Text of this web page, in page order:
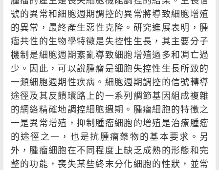
號的異常和細胞週期調控的異常將導致細胞增殖
的異常，最終產生惡性克隆。研究進展表明，腫
瘤共性的生物學特徵是失控性生長，其主要分子
機制是細胞週期紊亂導致細胞增殖過多和凋亡過
少。因此，可以說腫瘤是細胞失控性生長所致的
一類細胞週期性疾病。細胞週期調控的信號轉導
途徑及其反饋環路上的一系列調節基因組成複雜
的網絡精確地調控細胞週期。腫瘤細胞的特徵之
一是異常增殖，抑制腫瘤細胞的增殖是治療腫瘤
的途徑之一，也是抗腫瘤藥物的基本要求。另
外，腫瘤細胞在不同程度上缺乏成熟的形態和完
整的功能，喪失某些終末分化細胞的性狀，並常